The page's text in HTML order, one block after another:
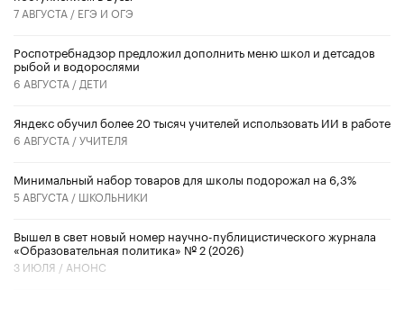
7 АВГУСТА / ЕГЭ И ОГЭ
Роспотребнадзор предложил дополнить меню школ и детсадов
рыбой и водорослями
6 АВГУСТА / ДЕТИ
​Яндекс обучил более 20 тысяч учителей использовать ИИ в работе
6 АВГУСТА /УЧИТЕЛЯ
Минимальный набор товаров для школы подорожал на 6,3%
5 АВГУСТА / ШКОЛЬНИКИ
Вышел в свет новый номер научно-публицистического журнала
«Образовательная политика» № 2 (2026)
3 ИЮЛЯ / АНОНС